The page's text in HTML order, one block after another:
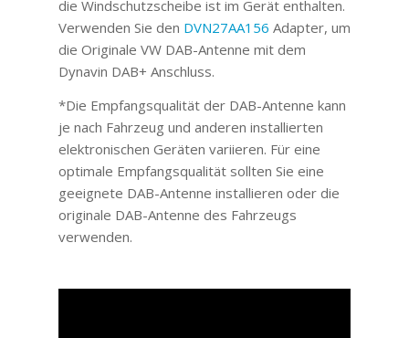
die Windschutzscheibe ist im Gerät enthalten.
Verwenden Sie den DVN27AA156 Adapter, um
die Originale VW DAB-Antenne mit dem
Dynavin DAB+ Anschluss.
*Die Empfangsqualität der DAB-Antenne kann
je nach Fahrzeug und anderen installierten
elektronischen Geräten variieren. Für eine
optimale Empfangsqualität sollten Sie eine
geeignete DAB-Antenne installieren oder die
originale DAB-Antenne des Fahrzeugs
verwenden.